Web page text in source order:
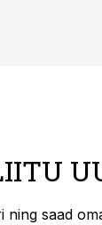
ning saad